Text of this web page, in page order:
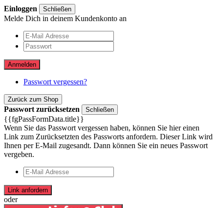
Einloggen Schließen
Melde Dich in deinem Kundenkonto an
Anmelden
Passwort vergessen?
Zurück zum Shop
Passwort zurücksetzen Schließen
{{fgPassFormData.title}}
Wenn Sie das Passwort vergessen haben, können Sie hier einen
Link zum Zurücksetzten des Passworts anfordern. Dieser Link wird
Ihnen per E-Mail zugesandt. Dann können Sie ein neues Passwort
vergeben.
Link anfordern
oder